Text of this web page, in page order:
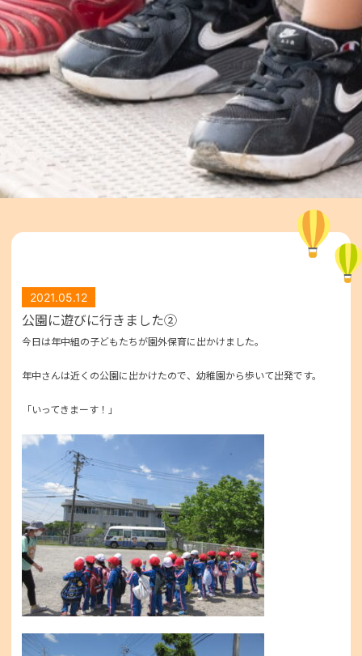
2021.05.12
公園に遊びに行きました②
今日は年中組の子どもたちが園外保育に出かけました。
年中さんは近くの公園に出かけたので、幼稚園から歩いて出発です。
「いってきまーす！」